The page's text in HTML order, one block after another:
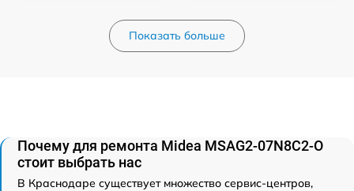
Показать больше
Почему для ремонта Midea MSAG2-07N8C2-O
стоит выбрать нас
В Краснодаре существует множество сервис-центров,